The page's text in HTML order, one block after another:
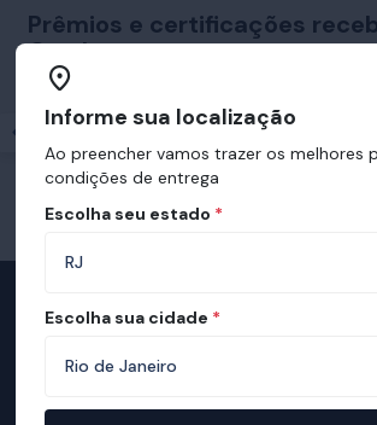
Prêmios e certificações
Ortobom
Nossa equipe de consultores está
Informe sua localização
Ao preencher vamos trazer os melhores
condições de entrega
Escolha seu estado *
Escolha sua cidade *